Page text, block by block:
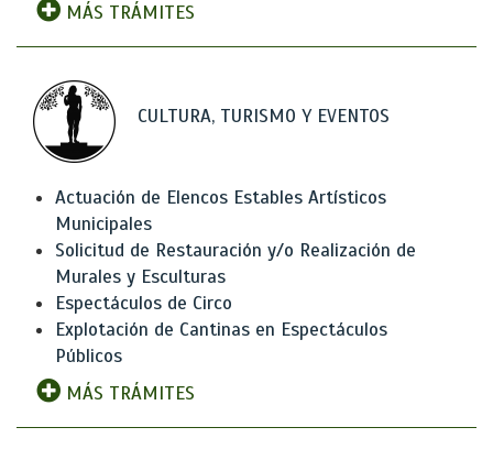
MÁS TRÁMITES
CULTURA, TURISMO Y EVENTOS
Actuación de Elencos Estables Artísticos
Municipales
Solicitud de Restauración y/o Realización de
Murales y Esculturas
Espectáculos de Circo
Explotación de Cantinas en Espectáculos
Públicos
MÁS TRÁMITES